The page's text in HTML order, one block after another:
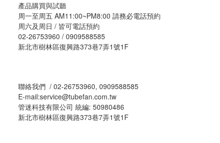
產品購買與試聽
周一至周五 AM11:00~PM8:00 請務必電話預約
周六及周日 / 皆可電話預約
02-26753960 / 0909588585
新北市樹林區復興路373巷7弄1號1F
聯絡我們 / 02-26753960, 0909588585
E-mail:service@tubefan.com.tw
管迷科技有限公司 統編: 50980486
新北市樹林區復興路373巷7弄1號1F